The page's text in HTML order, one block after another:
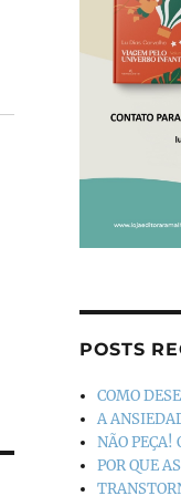
POSTS
COMO
A
NÃO PEÇA!
POR QUE